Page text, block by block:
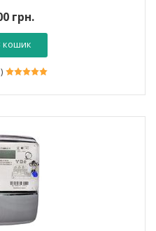
грн.
кошик